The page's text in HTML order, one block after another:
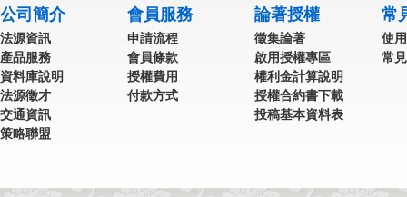
公司簡介
法源資訊
產品服務
資料庫說明
法源徵才
交通資訊
策略聯盟
會員服務
申請流程
會員條款
授權費用
付款方式
論著授權
徵集論著
啟用授權專區
權利金計算說明
授權合約書下載
投稿基本資料表
常
使
常